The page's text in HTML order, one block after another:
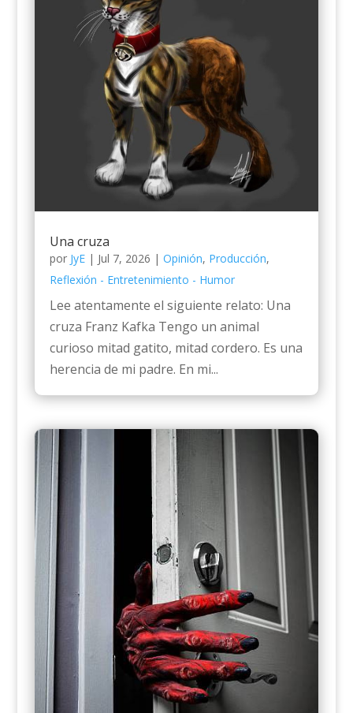
Una cruza
por JyE| Jul 7, 2026 | Opinión, Producción,
Reflexión - Entretenimiento - Humor
Lee atentamente el siguiente relato: Una
cruza Franz Kafka Tengo un animal
curioso mitad gatito, mitad cordero. Es una
herencia de mi padre. En mi...